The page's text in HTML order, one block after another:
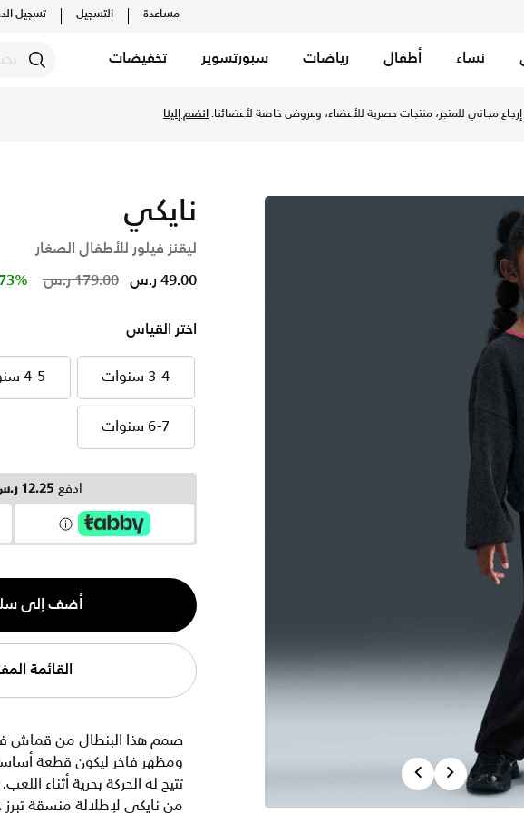
مساعدة التسجيل تسجيل
نساء أطفال رياضات سبورتسوير تخفيضات
مجاني للمتجر، منتجات حصرية للأعضاء، وعروض خاصة لأعضائنا.انضم إلينا
PreviousNext
نايكي
ليقنز فيلور للأطفال الصغار
reduced from
179.00 ر.س to 49.00 ر.س 73%
اختر القياس
3-4 سنوات 3-4 سنوات 4-5 سنوات 4-5
6-7 سنوات 6-7 سنوات
ادفع 12.25 ر.س شهرياً
الكمية
1
أضف إلى
القائمة
صمم هذا البنطال من قماش
ومظهر فاخر ليكون قطعة
تتيح له الحركة بحرية أثناء
من نايكي لإطلالة منسقة تبرز